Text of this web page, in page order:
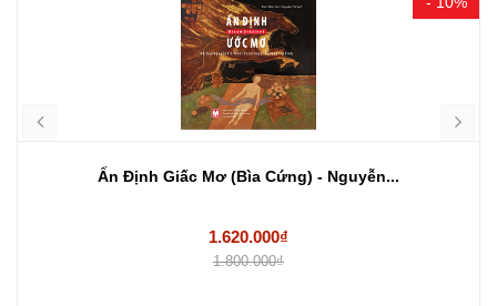
Ấn Định Giấc Mơ (Bìa Cứng) - Nguyễn...
1.620.000₫
1.800.000₫